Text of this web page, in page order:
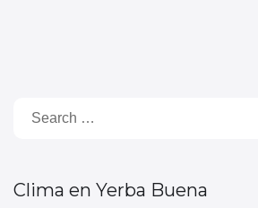
Clima en Yerba Buena